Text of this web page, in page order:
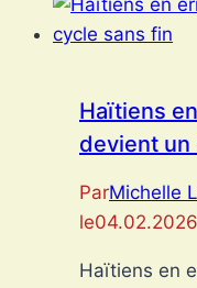
Haïtiens
devient un
ParMichelle
le04.02.2026
Haïtiens en